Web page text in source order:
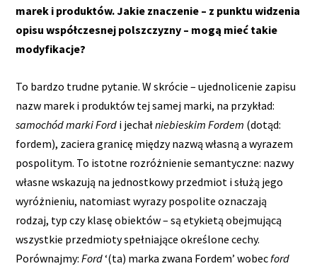
marek i produktów. Jakie znaczenie – z punktu widzenia
opisu współczesnej polszczyzny – mogą mieć takie
modyfikacje?
To bardzo trudne pytanie. W skrócie – ujednolicenie zapisu
nazw marek i produktów tej samej marki, na przykład:
samochód marki Ford i jechałniebieskim Fordem (dotąd:
fordem), zaciera granicę między nazwą własną a wyrazem
pospolitym. To istotne rozróżnienie semantyczne: nazwy
własne wskazują na jednostkowy przedmiot i służą jego
wyróżnieniu, natomiast wyrazy pospolite oznaczają
rodzaj, typ czy klasę obiektów – są etykietą obejmującą
wszystkie przedmioty spełniające określone cechy.
Porównajmy:Ford‘(ta) marka zwana Fordem’ wobec ford